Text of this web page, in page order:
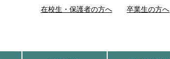
在校生・保護者の方へ 卒業生の方へ